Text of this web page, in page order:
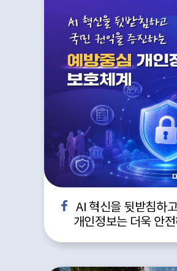
AI 혁신을 뒷받침하고, 국민의
개인정보는 더욱 안